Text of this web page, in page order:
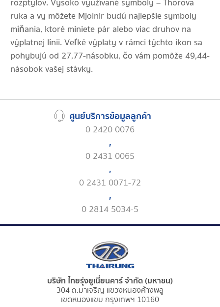
ruka a vy môžete Mjolnir budú najlepšie symboly
míňania, ktoré miniete pár alebo viac druhov na
výplatnej línii. Veľké výplaty v rámci týchto ikon sa
pohybujú od 27,77-násobku, čo vám pomôže 49,44-
násobok vašej stávky.
ศูนย์บริการข้อมูลลูกค้า
0 2420 0076
,
0 2431 0065
,
0 2431 0071-72
,
0 2814 5034-5
บริษัท ไทยรุ่งยูเนี่ยนคาร์ จำกัด (มหาชน)
304 ถ.มาเจริญ แขวงหนองค้างพลู
เขตหนองแขม กรุงเทพฯ 10160